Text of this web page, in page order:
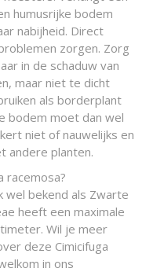
humusrijke bodem
nabijheid. Direct
zorgen. Zorg
in de schaduw van
maar niet te dicht
als borderplant
bodem moet dan wel
niet of nauwelijks en
andere planten.
racemosa?
wel bekend als Zwarte
heeft een maximale
Wil je meer
deze Cimicifuga
in ons